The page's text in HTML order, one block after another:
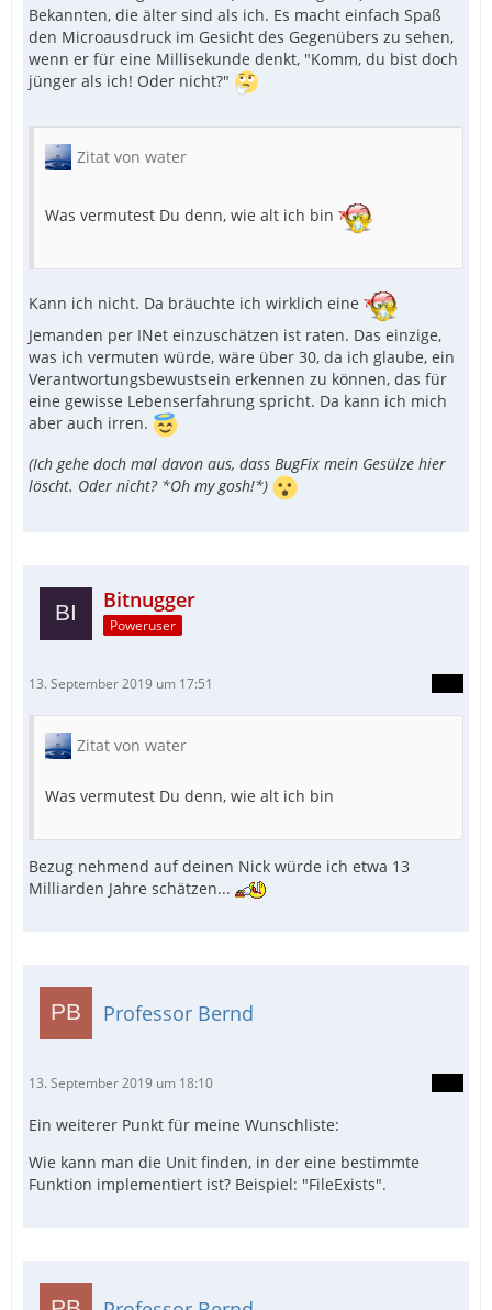
Bekannten, die älter sind als ich. Es macht einfach Spaß
den Microausdruck im Gesicht des Gegenübers zu sehen,
wenn er für eine Millisekunde denkt, "Komm, du bist doch
jünger als ich! Oder nicht?"
Zitat von water
Was vermutest Du denn, wie alt ich bin
Kann ich nicht. Da bräuchte ich wirklich eine
Jemanden per INet einzuschätzen ist raten. Das einzige,
was ich vermuten würde, wäre über 30, da ich glaube, ein
Verantwortungsbewustsein erkennen zu können, das für
eine gewisse Lebenserfahrung spricht. Da kann ich mich
aber auch irren.
(Ich gehe doch mal davon aus, dass BugFix mein Gesülze hier
löscht. Oder nicht? *Oh my gosh!*)
Bitnugger
Poweruser
13. September 2019 um 17:51
Zitat von water
Was vermutest Du denn, wie alt ich bin
Bezug nehmend auf deinen Nick würde ich etwa 13
Milliarden Jahre schätzen...
Professor Bernd
13. September 2019 um 18:10
Ein weiterer Punkt für meine Wunschliste:
Wie kann man die Unit finden, in der eine bestimmte
Funktion implementiert ist? Beispiel: "FileExists".